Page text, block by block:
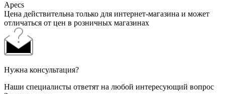
Apecs
Цена действительна только для интернет-магазина и может
отличаться от цен в розничных магазинах
Нужна консультация?
Наши специалисты ответят на любой интересующий вопрос